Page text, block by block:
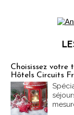
Choisissez votre
Hôtels Circuits